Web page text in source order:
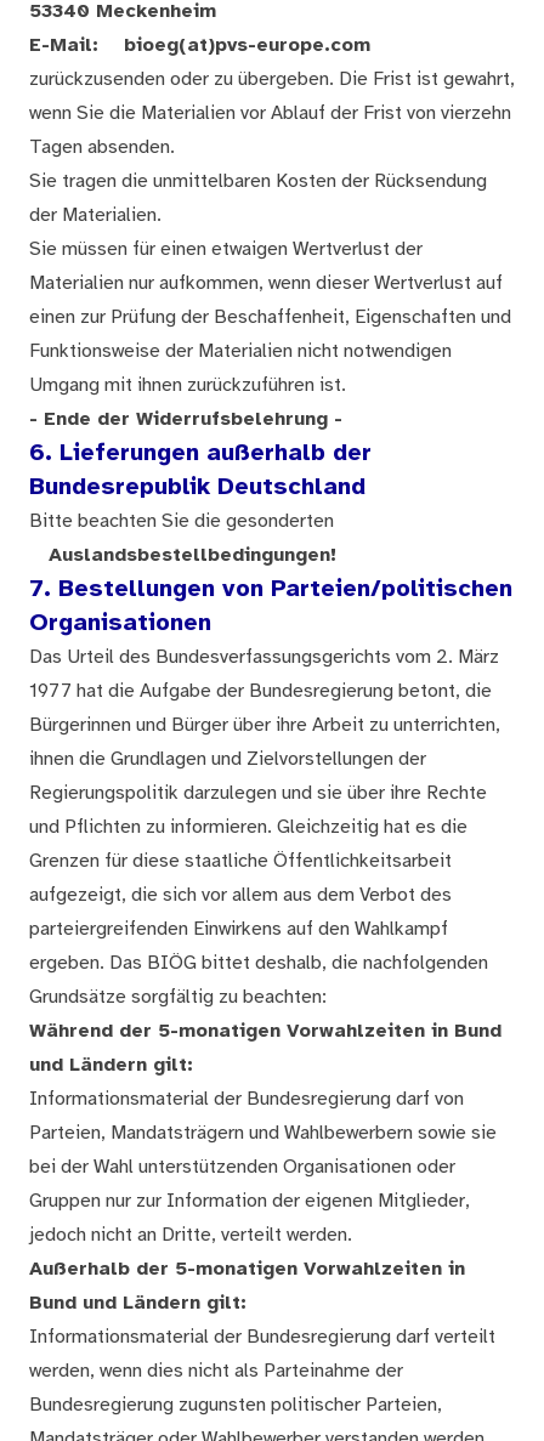
53340 Meckenheim
E-Mail:
bioeg(at)pvs-europe.com
zurückzusenden oder zu übergeben. Die Frist ist gewahrt,
wenn Sie die Materialien vor Ablauf der Frist von vierzehn
Tagen absenden.
Sie tragen die unmittelbaren Kosten der Rücksendung
der Materialien.
Sie müssen für einen etwaigen Wertverlust der
Materialien nur aufkommen, wenn dieser Wertverlust auf
einen zur Prüfung der Beschaffenheit, Eigenschaften und
Funktionsweise der Materialien nicht notwendigen
Umgang mit ihnen zurückzuführen ist.
- Ende der Widerrufsbelehrung -
6. Lieferungen außerhalb der
Bundesrepublik Deutschland
Bitte beachten Sie die gesonderten
Auslandsbestellbedingungen!
7. Bestellungen von Parteien/politischen
Organisationen
Das Urteil des Bundesverfassungsgerichts vom 2. März
1977 hat die Aufgabe der Bundesregierung betont, die
Bürgerinnen und Bürger über ihre Arbeit zu unterrichten,
ihnen die Grundlagen und Zielvorstellungen der
Regierungspolitik darzulegen und sie über ihre Rechte
und Pflichten zu informieren. Gleichzeitig hat es die
Grenzen für diese staatliche Öffentlichkeitsarbeit
aufgezeigt, die sich vor allem aus dem Verbot des
parteiergreifenden Einwirkens auf den Wahlkampf
ergeben. Das BIÖG bittet deshalb, die nachfolgenden
Grundsätze sorgfältig zu beachten:
Während der 5-monatigen Vorwahlzeiten in Bund
und Ländern gilt:
Informationsmaterial der Bundesregierung darf von
Parteien, Mandatsträgern und Wahlbewerbern sowie sie
bei der Wahl unterstützenden Organisationen oder
Gruppen nur zur Information der eigenen Mitglieder,
jedoch nicht an Dritte, verteilt werden.
Außerhalb der 5-monatigen Vorwahlzeiten in
Bund und Ländern gilt:
Informationsmaterial der Bundesregierung darf verteilt
werden, wenn dies nicht als Parteinahme der
Bundesregierung zugunsten politischer Parteien,